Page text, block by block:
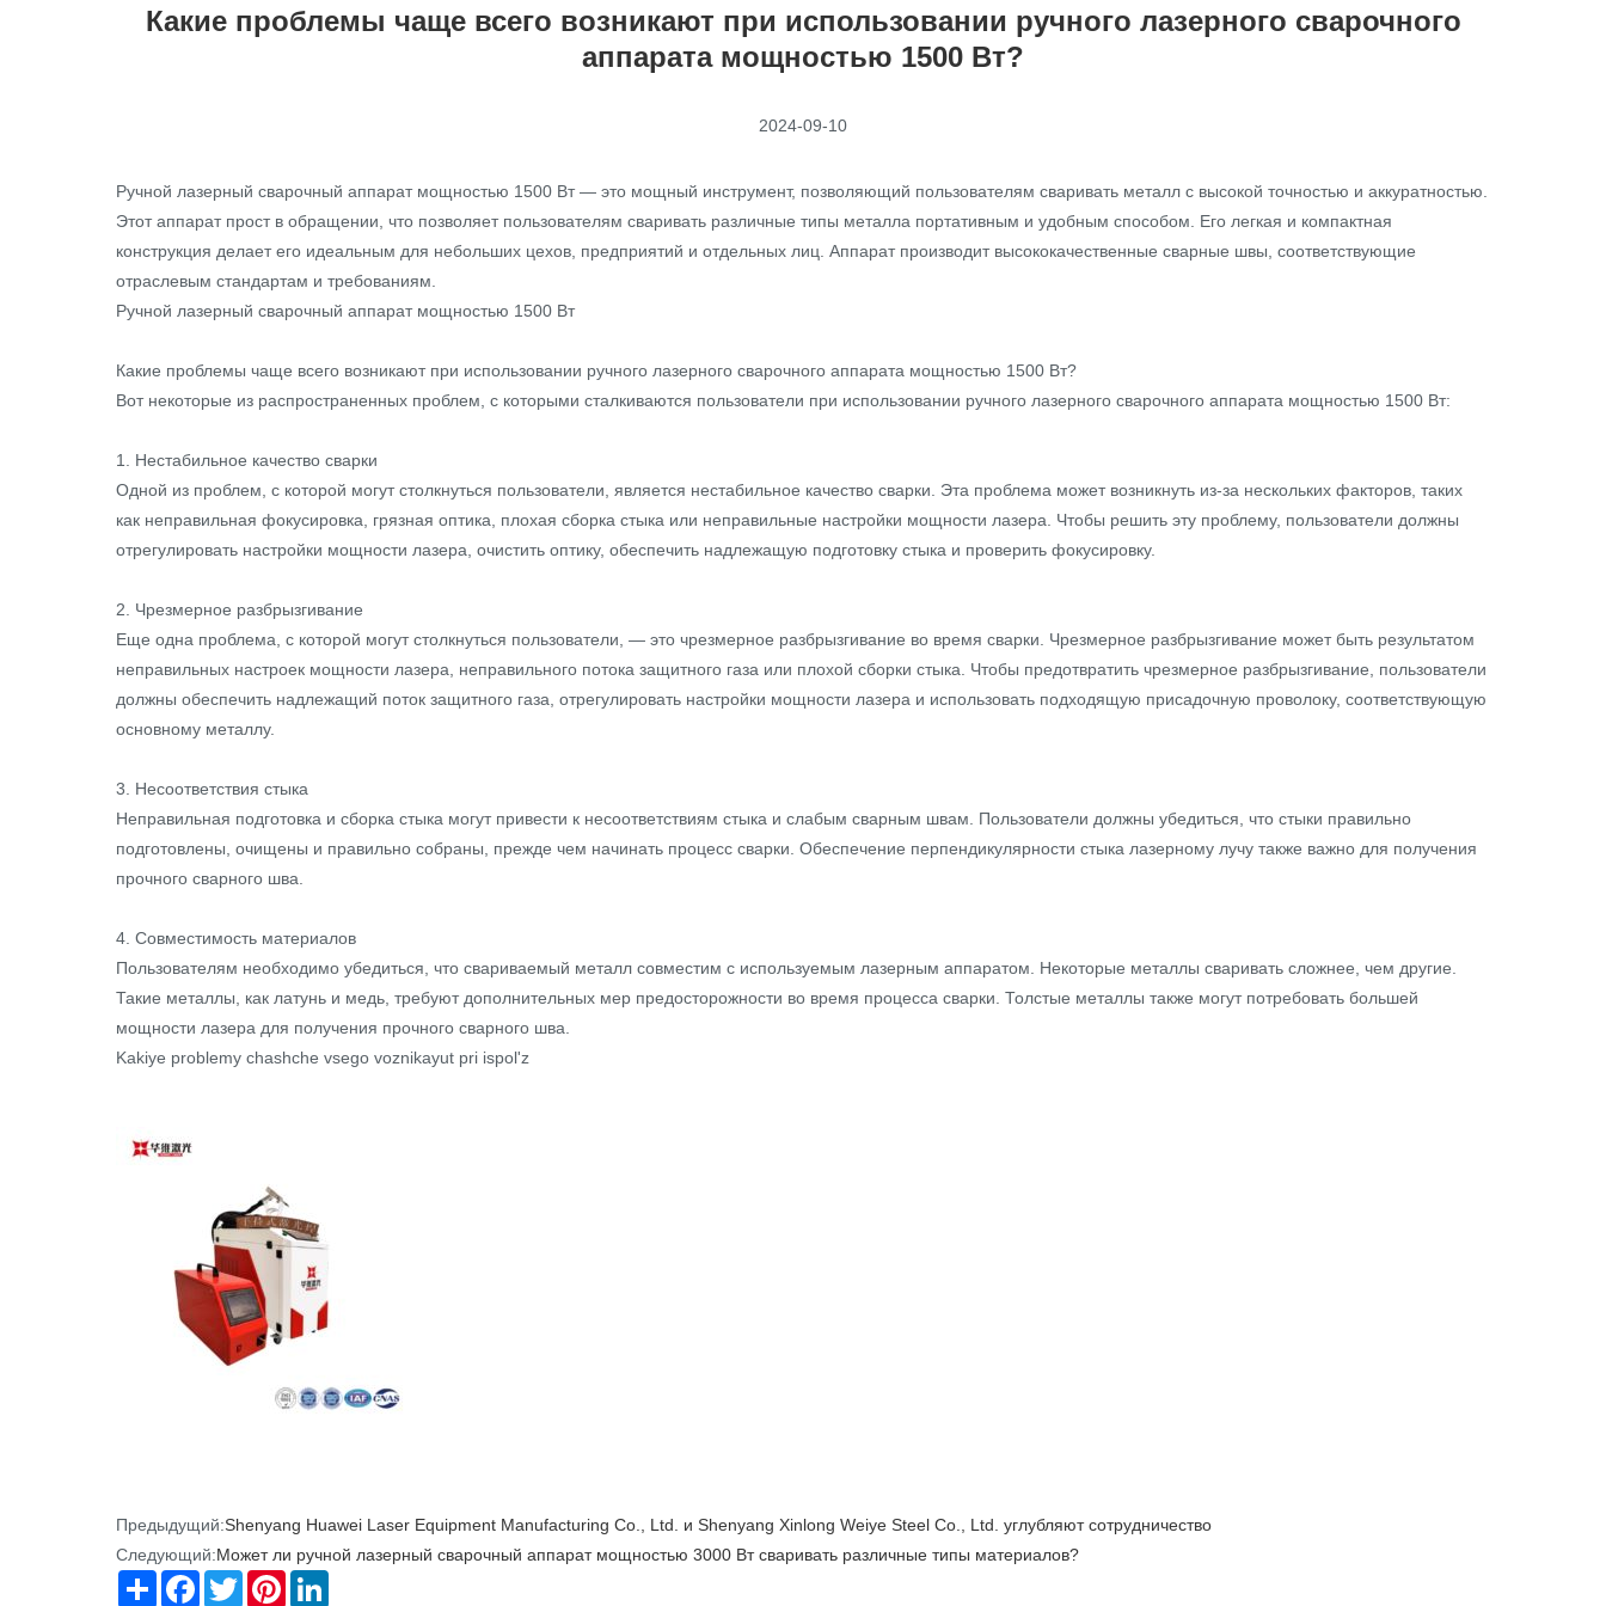
Какие проблемы чаще всего возникают при использовании ручного лазерного сварочного
аппарата мощностью 1500 Вт?
2024-09-10
Ручной лазерный сварочный аппарат мощностью 1500 Вт — это мощный инструмент, позволяющий пользователям сваривать металл с высокой точностью и аккуратностью.
Этот аппарат прост в обращении, что позволяет пользователям сваривать различные типы металла портативным и удобным способом. Его легкая и компактная
конструкция делает его идеальным для небольших цехов, предприятий и отдельных лиц. Аппарат производит высококачественные сварные швы, соответствующие
отраслевым стандартам и требованиям.
Ручной лазерный сварочный аппарат мощностью 1500 Вт
Какие проблемы чаще всего возникают при использовании ручного лазерного сварочного аппарата мощностью 1500 Вт?
Вот некоторые из распространенных проблем, с которыми сталкиваются пользователи при использовании ручного лазерного сварочного аппарата мощностью 1500 Вт:
1. Нестабильное качество сварки
Одной из проблем, с которой могут столкнуться пользователи, является нестабильное качество сварки. Эта проблема может возникнуть из-за нескольких факторов, таких
как неправильная фокусировка, грязная оптика, плохая сборка стыка или неправильные настройки мощности лазера. Чтобы решить эту проблему, пользователи должны
отрегулировать настройки мощности лазера, очистить оптику, обеспечить надлежащую подготовку стыка и проверить фокусировку.
2. Чрезмерное разбрызгивание
Еще одна проблема, с которой могут столкнуться пользователи, — это чрезмерное разбрызгивание во время сварки. Чрезмерное разбрызгивание может быть результатом
неправильных настроек мощности лазера, неправильного потока защитного газа или плохой сборки стыка. Чтобы предотвратить чрезмерное разбрызгивание, пользователи
должны обеспечить надлежащий поток защитного газа, отрегулировать настройки мощности лазера и использовать подходящую присадочную проволоку, соответствующую
основному металлу.
3. Несоответствия стыка
Неправильная подготовка и сборка стыка могут привести к несоответствиям стыка и слабым сварным швам. Пользователи должны убедиться, что стыки правильно
подготовлены, очищены и правильно собраны, прежде чем начинать процесс сварки. Обеспечение перпендикулярности стыка лазерному лучу также важно для получения
прочного сварного шва.
4. Совместимость материалов
Пользователям необходимо убедиться, что свариваемый металл совместим с используемым лазерным аппаратом. Некоторые металлы сваривать сложнее, чем другие.
Такие металлы, как латунь и медь, требуют дополнительных мер предосторожности во время процесса сварки. Толстые металлы также могут потребовать большей
мощности лазера для получения прочного сварного шва.
Kakiye problemy chashche vsego voznikayut pri ispol'z
Предыдущий:Shenyang Huawei Laser Equipment Manufacturing Co., Ltd. и Shenyang Xinlong Weiye Steel Co., Ltd. углубляют сотрудничество
Следующий:Может ли ручной лазерный сварочный аппарат мощностью 3000 Вт сваривать различные типы материалов?
Share Facebook
TwitterPinterest